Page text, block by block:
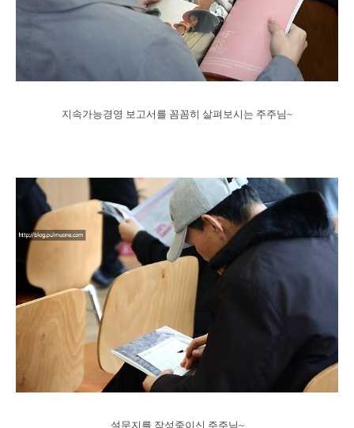
지속가능경영 보고서를 꼼꼼히 살펴보시는 주주님~
설문지를 작성중이신 주주님~